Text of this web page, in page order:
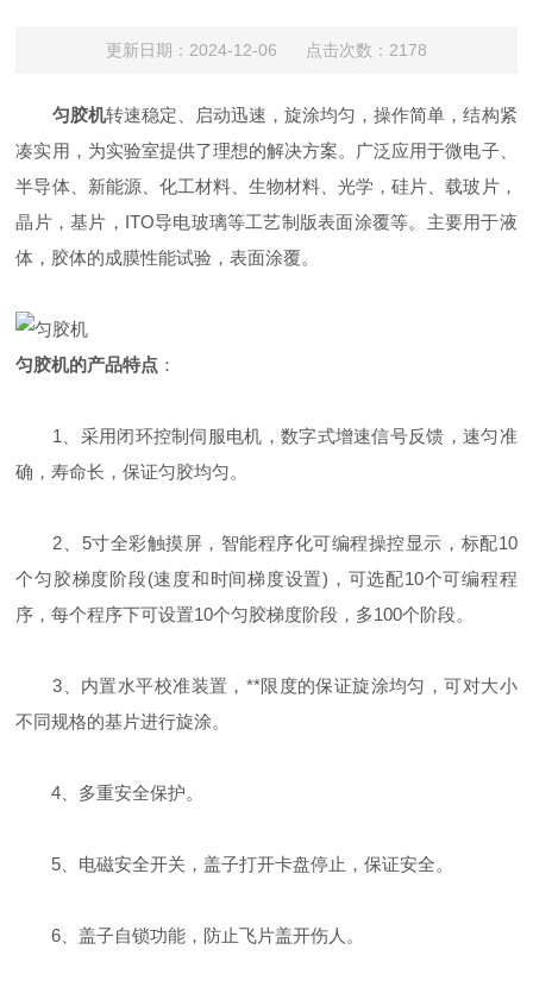
更新日期：2024-12-06 点击次数：2178
匀胶机转速稳定、启动迅速，旋涂均匀，操作简单，结构紧
凑实用，为实验室提供了理想的解决方案。广泛应用于微电子、
半导体、新能源、化工材料、生物材料、光学，硅片、载玻片，
晶片，基片，ITO导电玻璃等工艺制版表面涂覆等。主要用于液
体，胶体的成膜性能试验，表面涂覆。
匀胶机的产品特点 ：
1、采用闭环控制伺服电机，数字式增速信号反馈，速匀准
确，寿命长，保证匀胶均匀。
2、5寸全彩触摸屏，智能程序化可编程操控显示，标配10
个匀胶梯度阶段(速度和时间梯度设置)，可选配10个可编程程
序，每个程序下可设置10个匀胶梯度阶段，多100个阶段。
3、内置水平校准装置，**限度的保证旋涂均匀，可对大小
不同规格的基片进行旋涂。
4、多重安全保护。
5、电磁安全开关，盖子打开卡盘停止，保证安全。
6、盖子自锁功能，防止飞片盖开伤人。